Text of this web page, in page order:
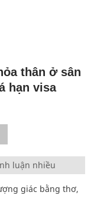
thân ở sân
hạn visa
luận nhiều
giác bằng thơ,